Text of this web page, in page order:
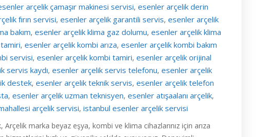
arçelik çamaşır makinesi servisi, esenler arçelik derin
fırın servisi,esenler arçelik garantili servis,esenler arçelik
bakım, esenler arçelik klima gaz dolumu, esenler arçelik klima
,esenler arçelik kombi arıza,esenler arçelik kombi bakım
servisi,esenler arçelik kombi tamiri,esenler arçelik orijinal
servis kaydı, esenler arçelik servis telefonu, esenler arçelik
destek, esenler arçelik teknik servis, esenler arçelik telefon
,esenler arçelik uzman teknisyen,esenler atışaalanı arçelik,
arçelik servisi,istanbul esenler arçelik servisi
Arçelik marka beyaz eşya, kombi ve klima cihazlarınız için arıza